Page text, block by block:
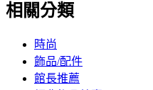
相關分類
時尚
飾品/配件
館長推薦